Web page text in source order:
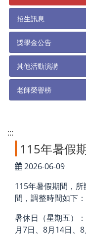
招生訊息
獎學金公告
其他活動演講
老師榮譽榜
:::
115年暑假
2026-06-09
115年暑假期間，
間，調整時間如下：
暑休日（星期五）
月7日、8月14日、8